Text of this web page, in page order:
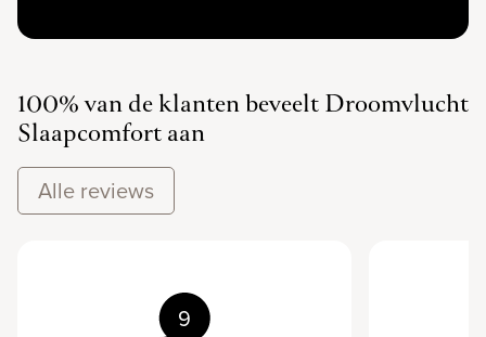
100% van de klanten beveelt Droomvlucht
Slaapcomfort aan
Alle reviews
9